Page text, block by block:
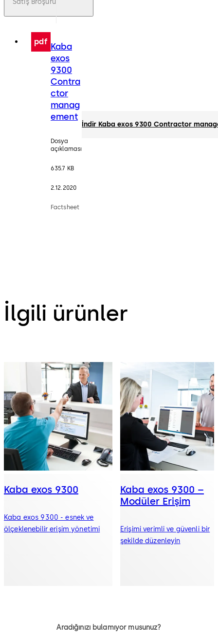
pdf Kaba
exos
9300
Contra
ctor
manag
ement
Dosya
açıklaması
635.7 KB
2.12.2020
Factsheet
İndir Kaba exos 9300 Contractor
İlgili ürünler
Kaba exos 9300
Kaba exos 9300 - esnek ve
ölçeklenebilir erişim yönetimi
Kaba exos 9300 –
Modüler Erişim
Erişimi verimli ve güvenli bir
şekilde düzenleyin
Aradığınızı bulamıyor musunuz?